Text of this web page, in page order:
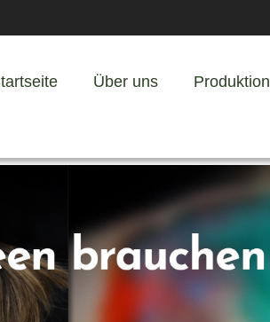
Über uns Produktion